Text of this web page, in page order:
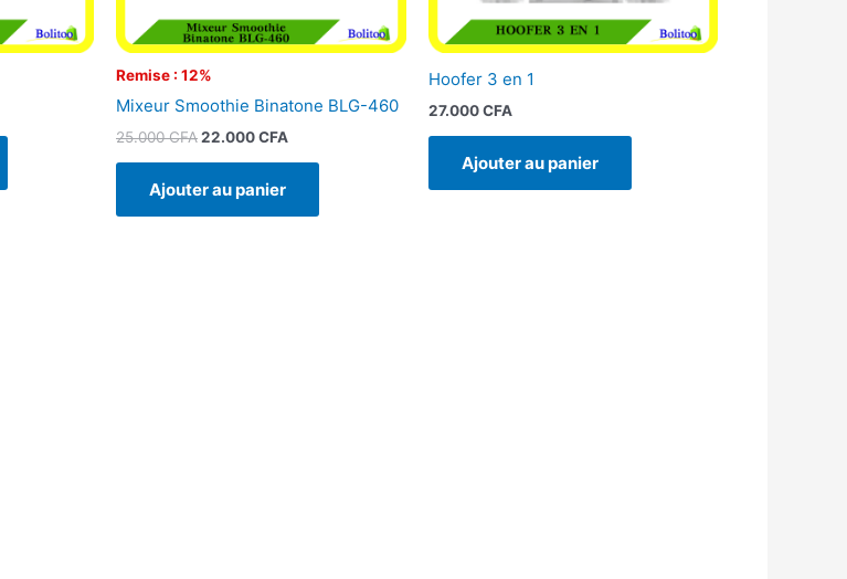
Remise : 12%
Mixeur Smoothie Binatone BLG-460
25.000CFA22.000CFA
Ajouter au panier
Hoofer 3 en 1
27.000CFA
Ajouter au panier